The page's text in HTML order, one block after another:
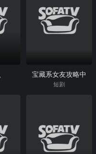
宝藏系女友攻略中
短剧